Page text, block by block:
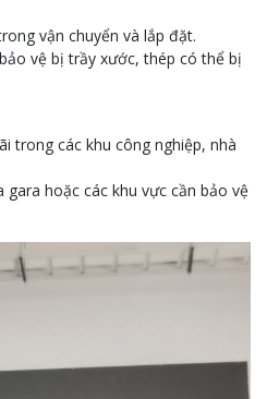
vận chuyển và lắp đặt.
vệ bị trầy xước, thép có thể bị
trong các khu công nghiệp, nhà
hoặc các khu vực cần bảo vệ